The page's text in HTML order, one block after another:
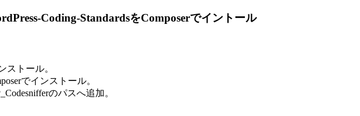
Coding-StandardsをComposerでイントール
ストール。
でインストール。
のパスへ追加。